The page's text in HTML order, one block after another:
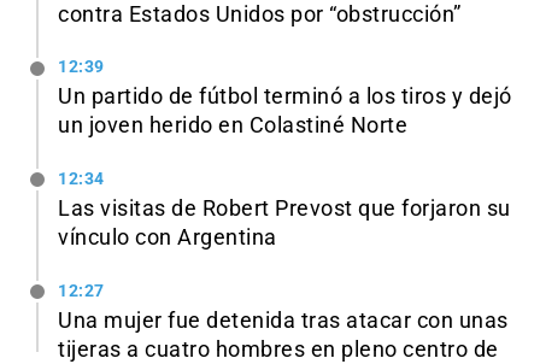
contra Estados Unidos por “obstrucción”
12:39
Un partido de fútbol terminó a los tiros y dejó
un joven herido en Colastiné Norte
12:34
Las visitas de Robert Prevost que forjaron su
vínculo con Argentina
12:27
Una mujer fue detenida tras atacar con unas
tijeras a cuatro hombres en pleno centro de